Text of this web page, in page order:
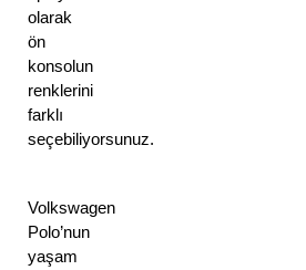
olarak
ön
konsolun
renklerini
farklı
seçebiliyorsunuz.
Volkswagen
Polo’nun
yaşam